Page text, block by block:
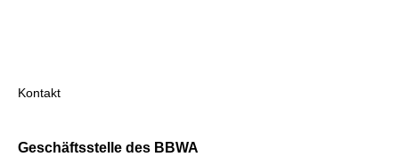
Kontakt
Geschäftsstelle des BBWA